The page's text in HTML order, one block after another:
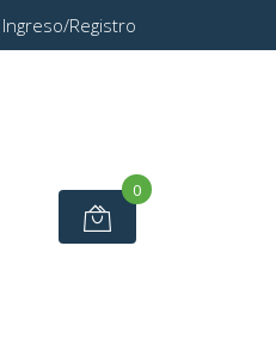
Ingreso/Registro
0